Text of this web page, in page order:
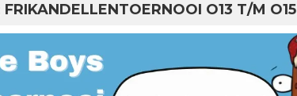
O13 T/M O15